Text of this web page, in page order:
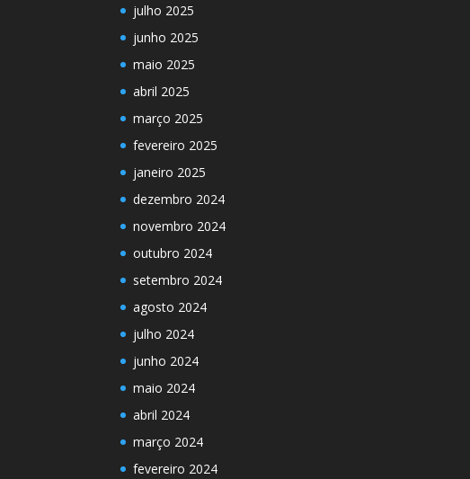
julho 2025
junho 2025
maio 2025
abril 2025
março 2025
fevereiro 2025
janeiro 2025
dezembro 2024
novembro 2024
outubro 2024
setembro 2024
agosto 2024
julho 2024
junho 2024
maio 2024
abril 2024
março 2024
fevereiro 2024